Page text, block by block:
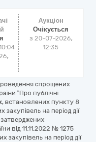
Аукціон
Очікується
з 20-07-2026,
12:35
спрощених
“Про публічні
встановлених пункту 8
на період дії
від 11.11.2022 № 1275
закупівель на період дії